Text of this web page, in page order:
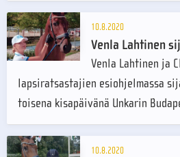
10.8.2020
Venla Lahtinen
Venla Lahtinen ja
lapsiratsastajien esiohjelmassa
toisena kisapäivänä Unkarin
10.8.2020